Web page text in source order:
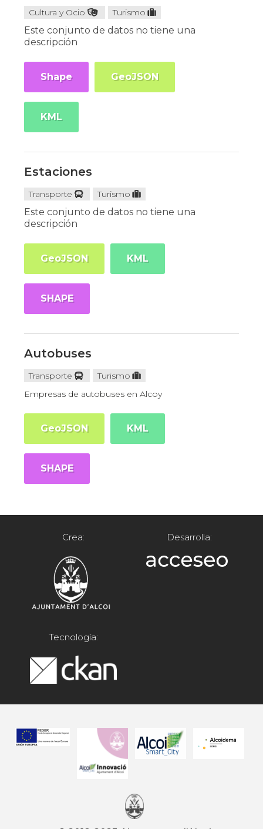
Cultura y Ocio Turismo
Este conjunto de datos no tiene una
descripción
Shape GeoJSON
KML
Estaciones
Transporte Turismo
Este conjunto de datos no tiene una
descripción
GeoJSON KML
SHAPE
Autobuses
Transporte
Turismo
Empresas de autobuses en Alcoy
GeoJSON KML
SHAPE
Crea: Desarrolla:
Tecnología: